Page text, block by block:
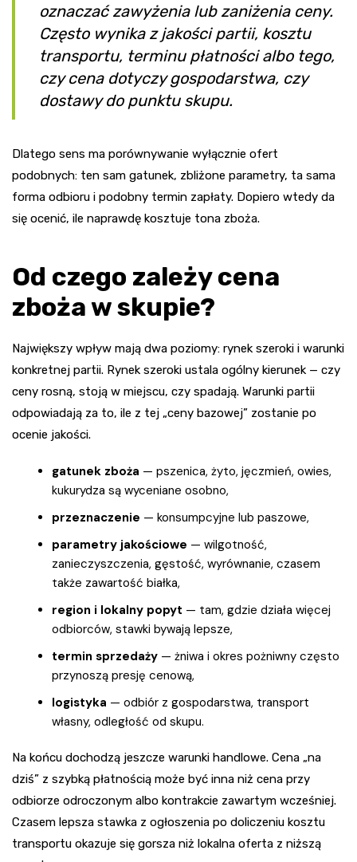
oznaczać zawyżenia lub zaniżenia ceny.
Często wynika z jakości partii, kosztu
transportu, terminu płatności albo tego,
czy cena dotyczy gospodarstwa, czy
dostawy do punktu skupu.
Dlatego sens ma porównywanie wyłącznie ofert
podobnych: ten sam gatunek, zbliżone parametry, ta sama
forma odbioru i podobny termin zapłaty. Dopiero wtedy da
się ocenić, ile naprawdę kosztuje tona zboża.
Od czego zależy cena
zboża w skupie?
Największy wpływ mają dwa poziomy: rynek szeroki i warunki
konkretnej partii. Rynek szeroki ustala ogólny kierunek — czy
ceny rosną, stoją w miejscu, czy spadają. Warunki partii
odpowiadają za to, ile z tej „ceny bazowej” zostanie po
ocenie jakości.
gatunek zboża — pszenica, żyto, jęczmień, owies,
kukurydza są wyceniane osobno,
przeznaczenie — konsumpcyjne lub paszowe,
parametry jakościowe — wilgotność,
zanieczyszczenia, gęstość, wyrównanie, czasem
także zawartość białka,
region i lokalny popyt — tam, gdzie działa więcej
odbiorców, stawki bywają lepsze,
termin sprzedaży — żniwa i okres pożniwny często
przynoszą presję cenową,
logistyka — odbiór z gospodarstwa, transport
własny, odległość od skupu.
Na końcu dochodzą jeszcze warunki handlowe. Cena „na
dziś” z szybką płatnością może być inna niż cena przy
odbiorze odroczonym albo kontrakcie zawartym wcześniej.
Czasem lepsza stawka z ogłoszenia po doliczeniu kosztu
transportu okazuje się gorsza niż lokalna oferta z niższą